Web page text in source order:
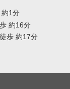
約1分
約16分
歩 約17分